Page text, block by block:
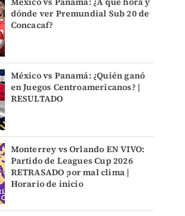
dónde ver Premundial Sub 20 de
Concacaf?
México vs Panamá: ¿Quién ganó
en Juegos Centroamericanos? |
RESULTADO
Monterrey vs Orlando EN VIVO:
Partido de Leagues Cup 2026
RETRASADO por mal clima |
Horario de inicio